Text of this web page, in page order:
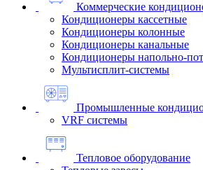
Коммерческие
Кондиционеры кассетные
Кондиционеры колонные
Кондиционеры канальные
Кондиционеры напольно-
Мультисплит-системы
Промышленные
VRF системы
Тепловое оборудование